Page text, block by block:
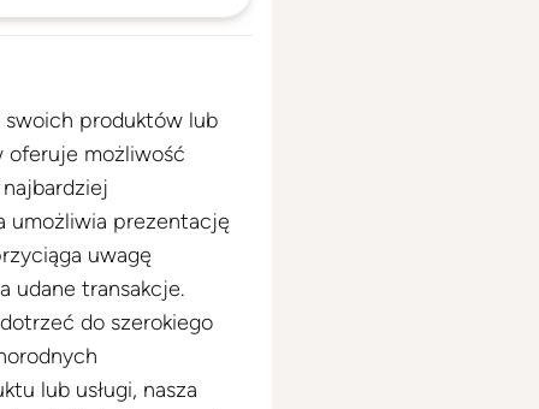
swoich produktów lub
oferuje możliwość
umożliwia prezentację
uwagę
udane transakcje.
do szerokiego
lub usługi, nasza